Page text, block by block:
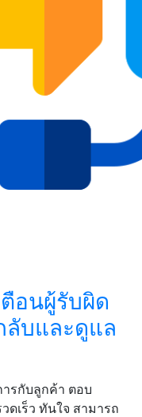
ตือนผู้รับผิด
ลับและดูแล
ารกับลูกค้า ตอบ
ดเร็ว ทันใจ สามารถ